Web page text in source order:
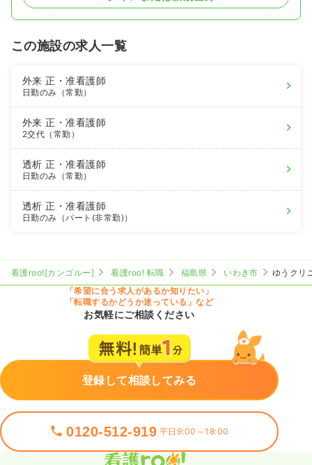
この施設の求人一覧
外来正・准看護師
日勤のみ（常勤）
外来正・准看護師
2交代（常勤）
透析正・准看護師
日勤のみ（常勤）
透析正・准看護師
日勤のみ（パート(非常勤)）
看護roo![カンゴルー] 看護roo! 転職 福島県 いわき市
ゆうクリ
「希望に合う求人があるか知りたい」
「転職するかどうか迷っている」など
お気軽にご相談ください
登録して相談してみる
0120-512-919 平日9:00～18:00